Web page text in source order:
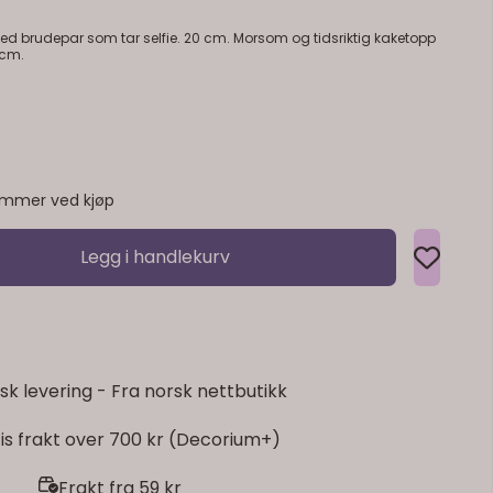
tar selfie. 20 cm. Morsom og tidsriktig kaketopp
ved kjøp
Legg i handlekurv
levering - Fra norsk nettbutikk
frakt over 700 kr (Decorium+)